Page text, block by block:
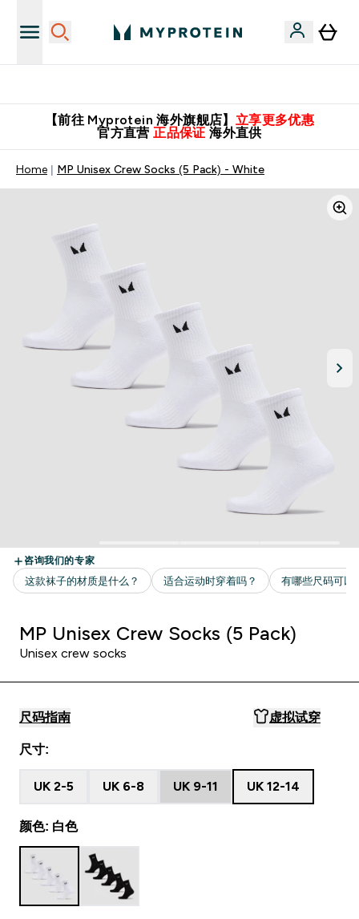
【前往 Myprotein 海外旗舰店】 立享更多优惠
官方直营 正品保证 海外直供
Home MP Unisex Crew Socks (5 Pack) - White
MP Unisex Crew Socks (5 Pack)
Unisex crew socks
尺码指南 虚拟试穿
尺寸:
UK 2-5 UK 6-8 UK 9-11 UK 12-14
颜色: 白色